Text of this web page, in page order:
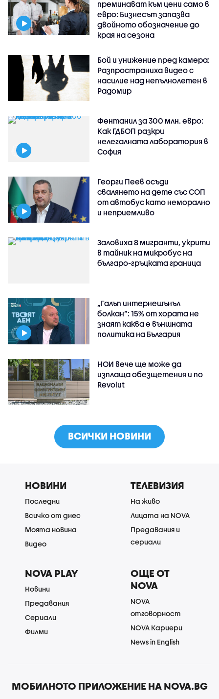
преминават към цени само в
евро: Бизнесът запазва
двойното обозначение до
края на сезона
Бой и унижение пред камера:
Разпространиха видео с
насилие над непълнолетен в
Радомир
Фентанил за 300 млн. евро:
Как ГДБОП разкри
нелегалната лаборатория в
София
Георги Пеев осъди
свалянето на дете със СОП
от автобус като неморално
и неприемливо
Заловиха 8 мигранти, укрити
в тайник на микробус на
българо-гръцката граница
„Галъп интернешънъл
болкан“: 15% от хората не
знаят каква е външната
политика на България
НОИ вече ще може да
изплаща обезщетения и по
Revolut
ВСИЧКИ НОВИНИ
НОВИНИ
Последни
Всичко от днес
Моята новина
Видео
ТЕЛЕВИЗИЯ
На живо
Лицата на NOVA
Предавания и
сериали
NOVA PLAY
Новини
Предавания
Сериали
Филми
ОЩЕ ОТ
NOVA
NOVA
отговорност
NOVA Кариери
News in English
МОБИЛНОТО ПРИЛОЖЕНИЕ НА NOVA.BG